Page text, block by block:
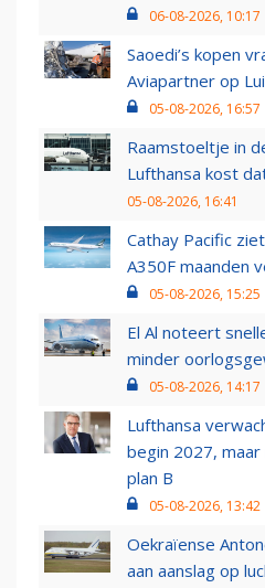
06-08-2026, 10:17
Saoedi’s kopen
Aviapartner op
05-08-2026, 16:57
Raamstoeltje in
Lufthansa kost
05-08-2026, 16:41
Cathay Pacific
A350F maanden
05-08-2026, 15:25
El Al noteert
minder
05-08-2026, 14:17
Lufthansa
begin 2027,
plan B
05-08-2026, 13:42
Oekraïense
aan aanslag op